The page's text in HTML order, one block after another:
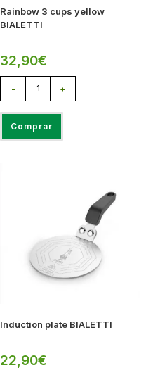
Rainbow 3 cups yellow
BIALETTI
32,90€
- +
Comprar
Induction plate BIALETTI
22,90€